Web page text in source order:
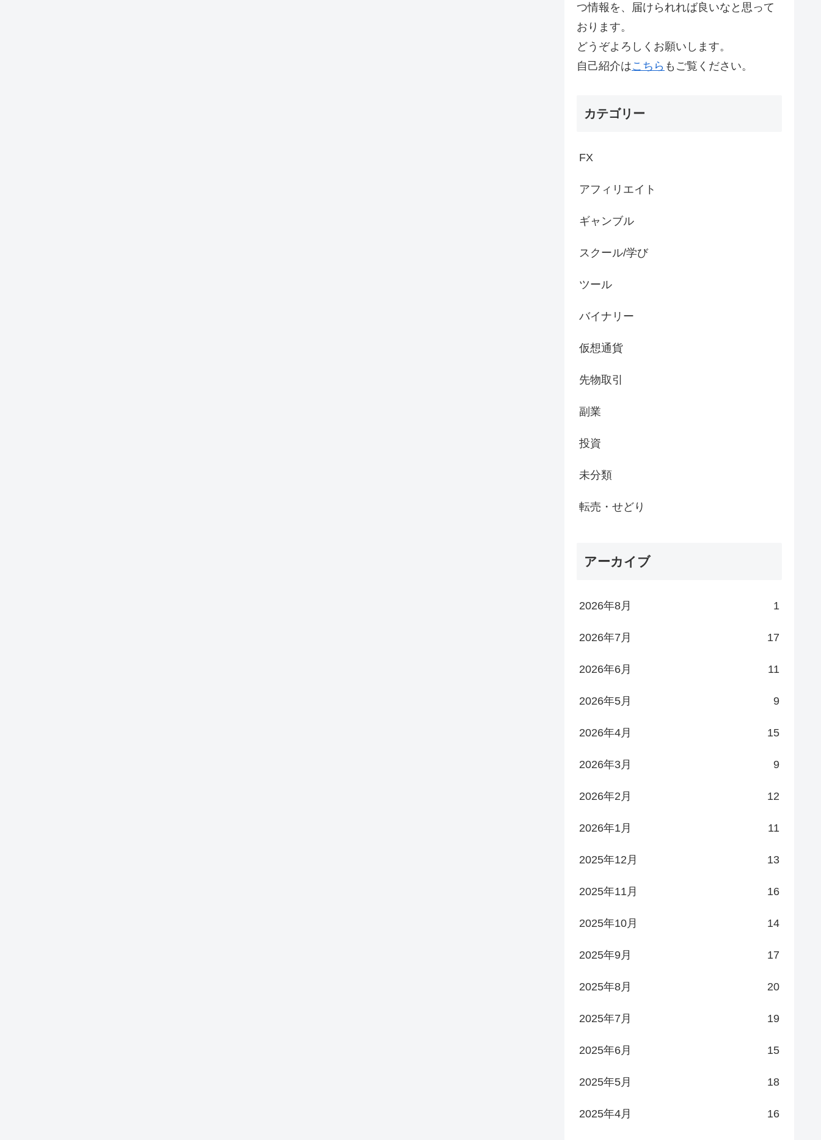
つ情報を、届けられれば良いなと思って
おります。
どうぞよろしくお願いします。
自己紹介はこちら もご覧ください。
カテゴリー
FX
アフィリエイト
ギャンブル
スクール/学び
ツール
バイナリー
仮想通貨
先物取引
副業
投資
未分類
転売・せどり
アーカイブ
2026年8月 1
2026年7月 17
2026年6月 11
2026年5月 9
2026年4月 15
2026年3月 9
2026年2月 12
2026年1月 11
2025年12月 13
2025年11月 16
2025年10月 14
2025年9月 17
2025年8月 20
2025年7月 19
2025年6月 15
2025年5月 18
2025年4月 16